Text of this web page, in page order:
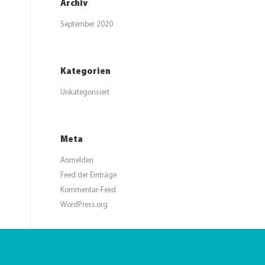
Archiv
September 2020
Kategorien
Unkategorisiert
Meta
Anmelden
Feed der Einträge
Kommentar-Feed
WordPress.org